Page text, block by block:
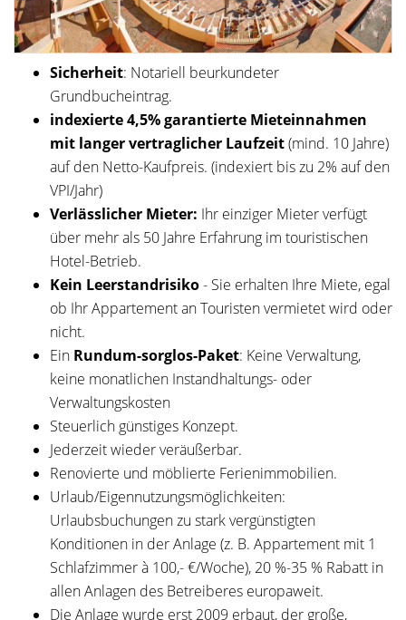
Sicherheit: Notariell beurkundeter
Grundbucheintrag.
indexierte 4,5% garantierte Mieteinnahmen
mit langer vertraglicher Laufzeit(mind. 10 Jahre)
auf den Netto-Kaufpreis. (indexiert bis zu 2% auf den
VPI/Jahr)
Verlässlicher Mieter: Ihr einziger Mieter verfügt
über mehr als 50 Jahre Erfahrung im touristischen
Hotel-Betrieb.
Kein Leerstandrisiko- Sie erhalten Ihre Miete, egal
ob Ihr Appartement an Touristen vermietet wird oder
nicht.
Ein Rundum-sorglos-Paket: Keine Verwaltung,
keine monatlichen Instandhaltungs- oder
Verwaltungskosten
Steuerlich günstiges Konzept.
Jederzeit wieder veräußerbar.
Renovierte und möblierte Ferienimmobilien.
Urlaub/Eigennutzungsmöglichkeiten:
Urlaubsbuchungen zu stark vergünstigten
Konditionen in der Anlage (z. B. Appartement mit 1
Schlafzimmer à 100,- €/Woche), 20 %-35 % Rabatt in
allen Anlagen des Betreiberes europaweit.
Die Anlage wurde erst 2009 erbaut, der große,